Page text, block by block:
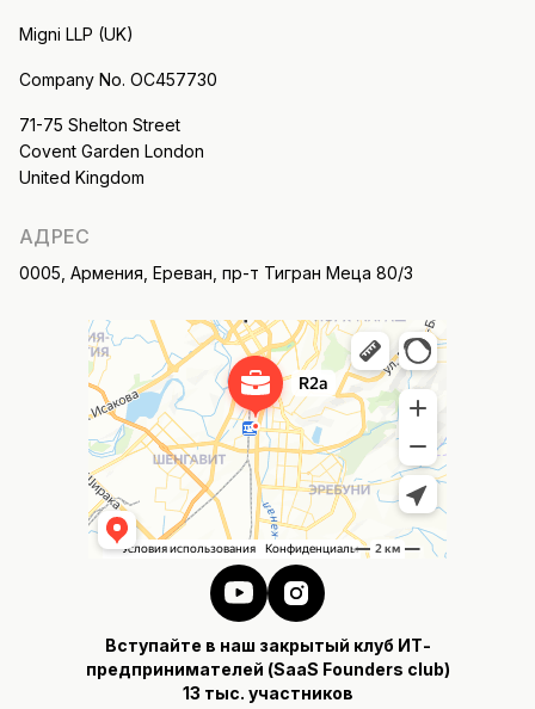
Migni LLP (UK)
Company No. OC457730
71-75 Shelton Street
Covent Garden London
United Kingdom
АДРЕС
0005, Армения, Ереван, пр-т Тигран Меца 80/3
Вступайте в наш закрытый клуб ИТ-
предпринимателей (SaaS Founders club)
13 тыс. участников